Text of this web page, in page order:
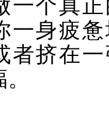
一个真
一身疲
者挤在